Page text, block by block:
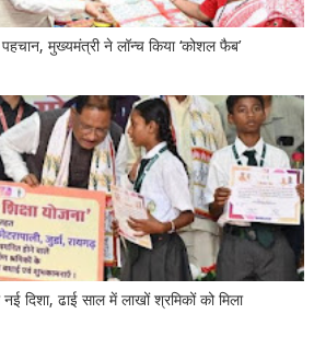
मुख्यमंत्री ने लॉन्च किया ‘कोशल फैब’
दिशा, ढाई साल में लाखों श्रमिकों को मिला